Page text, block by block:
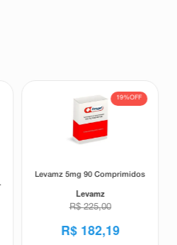
19%OFF
Levamz 5mg 90 Comprimidos
Levamz
R$ 225,00
R$ 182,19